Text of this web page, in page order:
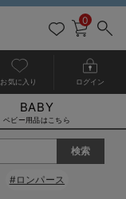
戻る
送料無料アイテム全て
ワンピース
戻る
ブラキャミ おまとめ
戻る
【37周年祭セール】
【37周年祭セール】
戻る
気温差別オススメア
【15℃】3月下旬～
戻る
動きやすく着回しで
戻る
強撚スムース(コスパ
戻る
マタニティウェア
【おまとめ割】パジ
戻る
こだわりの履き心地
カジュアル
戻る
ジャケット派
戻る
出産準備応援割全て
マタニティパジャマ
戻る
【オフィスカジュア
戻る
レギンスタイプ
戻る
【フォーマル】ワン
戻る
【ベビー】長袖
戻る
ハンカチ
戻る
快適ウェア10%OFF
戻る
春のマタニティワン
セットアップ・ レイ
戻る
Gift Selection 出産
〜3,000円（税込）
戻る
冬の冷え対策インナ
薄くてあったか
戻る
入院準備の持ち物チ
入院してすぐ使うグ
戻る
冬のあったか特集全て
【冬のあったか特集
0
お気に入り ログイン
BABY
ベビー用品はこちら
#ロンパース